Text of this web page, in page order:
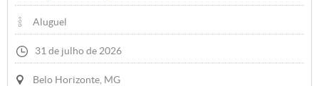
Aluguel
31 de julho de 2026
Belo Horizonte, MG